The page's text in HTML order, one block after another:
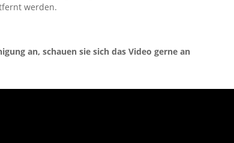
werden.
an, schauen sie sich das Video gerne an